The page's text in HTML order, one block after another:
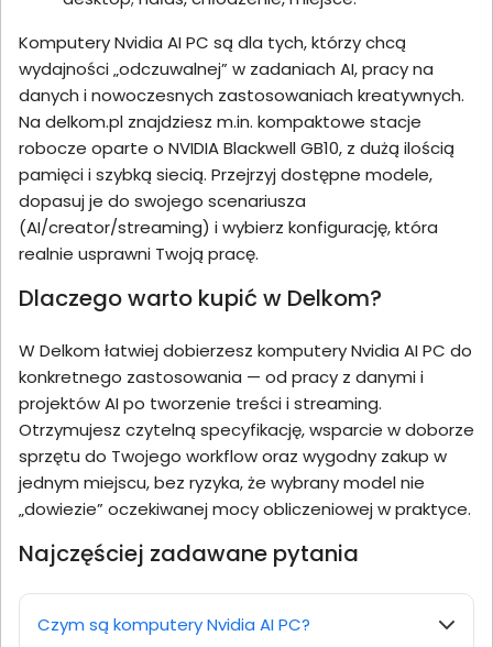
Komputery Nvidia AI PC są dla tych, którzy chcą
wydajności „odczuwalnej” w zadaniach AI, pracy na
danych i nowoczesnych zastosowaniach kreatywnych.
Na delkom.pl znajdziesz m.in. kompaktowe stacje
robocze oparte o NVIDIA Blackwell GB10, z dużą ilością
pamięci i szybką siecią. Przejrzyj dostępne modele,
dopasuj je do swojego scenariusza
(AI/creator/streaming) i wybierz konfigurację, która
realnie usprawni Twoją pracę.
Dlaczego warto kupić w Delkom?
W Delkom łatwiej dobierzesz komputery Nvidia AI PC do
konkretnego zastosowania — od pracy z danymi i
projektów AI po tworzenie treści i streaming.
Otrzymujesz czytelną specyfikację, wsparcie w doborze
sprzętu do Twojego workflow oraz wygodny zakup w
jednym miejscu, bez ryzyka, że wybrany model nie
„dowiezie” oczekiwanej mocy obliczeniowej w praktyce.
Najczęściej zadawane pytania
Czym są komputery Nvidia AI PC?